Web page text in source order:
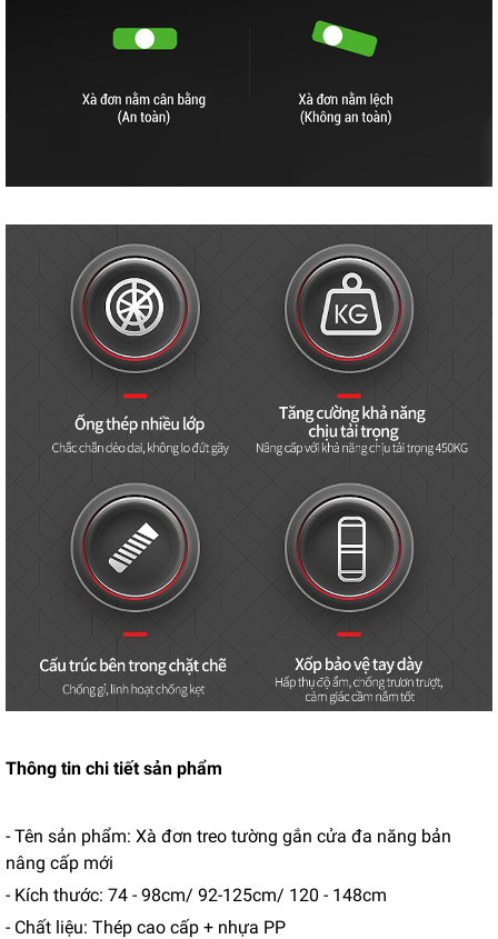
Thông tin chi tiết sản phẩm
- Tên sản phẩm: Xà đơn treo tường gắn cửa đa năng bản
nâng cấp mới
- Kích thước: 74 - 98cm/ 92-125cm/ 120 - 148cm
- Chất liệu: Thép cao cấp + nhựa PP